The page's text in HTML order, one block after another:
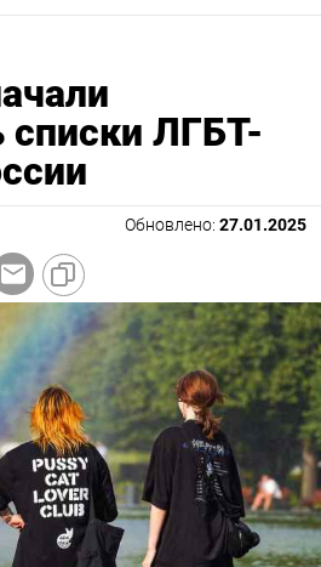
списки ЛГБТ-
Обновлено: 27.01.2025